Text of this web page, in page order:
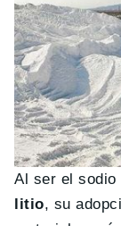
Al ser el sodio
litio, su